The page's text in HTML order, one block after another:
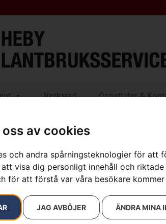
av cookies
och andra spårningsteknologier för att
visa dig personligt innehåll och
för att förstå var våra besökare kommer
JAG AVBÖJER ÄNDRA MINA
Verkstad Öppettider &
799